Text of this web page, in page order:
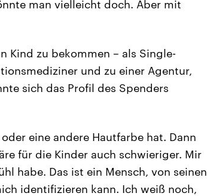
man vielleicht doch. Aber mit
Kind zu bekommen – als Single-
und zu einer Agentur,
sich das Profil des Spenders
eine andere Hautfarbe hat. Dann
für die Kinder auch schwieriger. Mir
habe. Das ist ein Mensch, von seinen
identifizieren kann. Ich weiß noch,